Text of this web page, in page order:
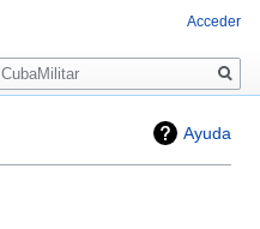
Ayuda
Acceder